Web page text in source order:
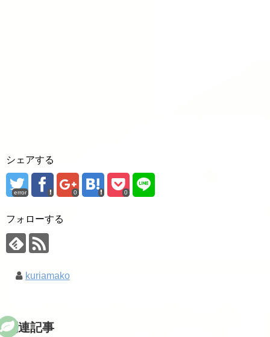
シェアする
error 0 0
フォローする
kuriamako
関連記事